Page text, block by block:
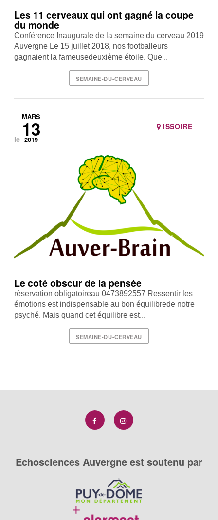
Les 11 cerveaux qui ont gagné la coupe
du monde
Conférence Inaugurale de la semaine du cerveau 2019
Auvergne Le 15 juillet 2018, nos footballeurs
gagnaient la fameusedeuxième étoile. Que...
SEMAINE-DU-CERVEAU
ISSOIRE
le
MARS
13
2019
Le coté obscur de la pensée
réservation obligatoireau 0473892557 Ressentir les
émotions est indispensable au bon équilibrede notre
psyché. Mais quand cet équilibre est...
SEMAINE-DU-CERVEAU
Echosciences Auvergne est soutenu par